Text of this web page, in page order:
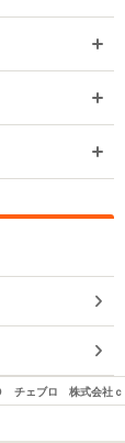
チェブロ 株式会社ｃ